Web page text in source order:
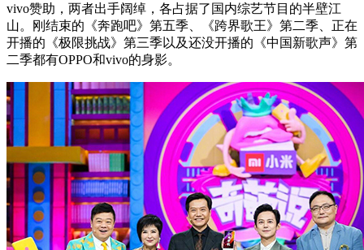
vivo赞助，两者出手阔绰，各占据了国内综艺节目的半壁江
山。刚结束的《奔跑吧》第五季、《跨界歌王》第二季、正在
开播的《极限挑战》第三季以及还没开播的《中国新歌声》第
二季都有OPPO和vivo的身影。